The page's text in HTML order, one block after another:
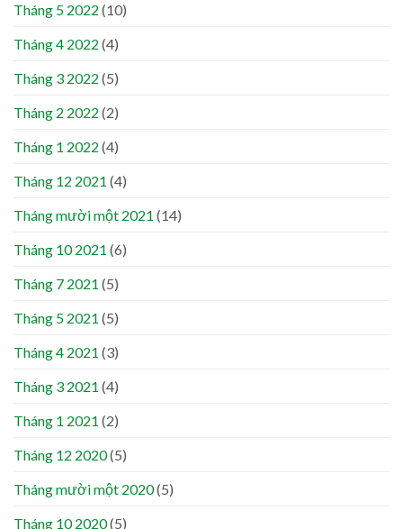
Tháng 5 2022 (10)
Tháng 4 2022 (4)
Tháng 3 2022 (5)
Tháng 2 2022 (2)
Tháng 1 2022 (4)
Tháng 12 2021 (4)
Tháng mười một 2021 (14)
Tháng 10 2021 (6)
Tháng 7 2021 (5)
Tháng 5 2021 (5)
Tháng 4 2021 (3)
Tháng 3 2021 (4)
Tháng 1 2021 (2)
Tháng 12 2020(5)
Tháng mười một 2020(5)
Tháng 10 2020(5)